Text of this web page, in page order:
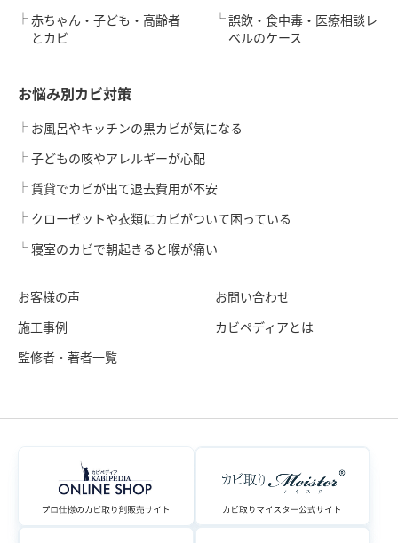
赤ちゃん・子ども・高齢者
とカビ
誤飲・食中毒・医療相談レ
ベルのケース
お悩み別カビ対策
お風呂やキッチンの黒カビが気になる
子どもの咳やアレルギーが心配
賃貸でカビが出て退去費用が不安
クローゼットや衣類にカビがついて困っている
寝室のカビで朝起きると喉が痛い
お客様の声
施工事例
監修者・著者一覧
お問い合わせ
カビペディアとは